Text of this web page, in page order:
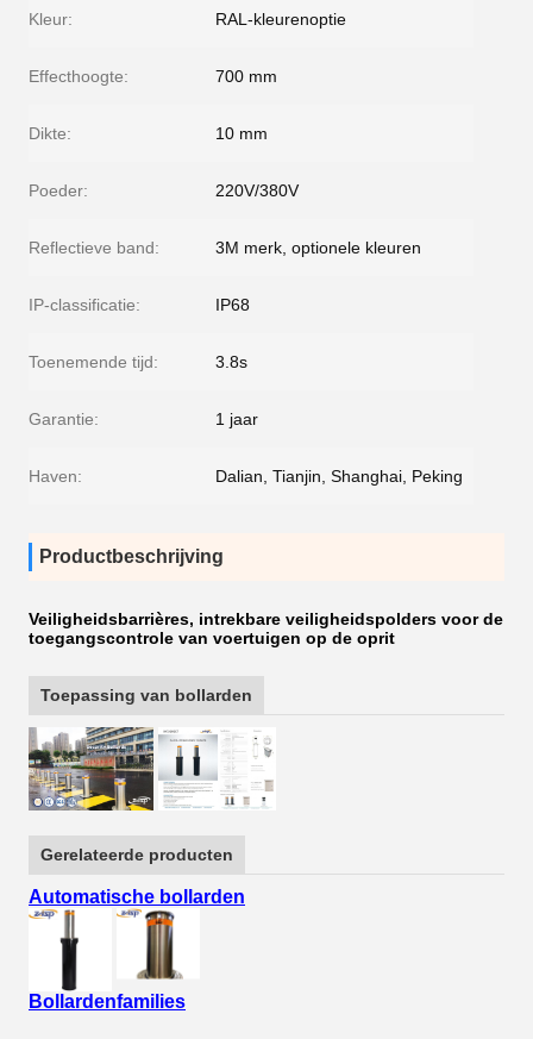
Kleur: RAL-kleurenoptie
Effecthoogte: 700 mm
Dikte: 10 mm
Poeder: 220V/380V
Reflectieve band: 3M merk, optionele kleuren
IP-classificatie: IP68
Toenemende tijd: 3.8s
Garantie: 1 jaar
Haven: Dalian, Tianjin, Shanghai, Peking
Productbeschrijving
Veiligheidsbarrières, intrekbare veiligheidspolders voor de
toegangscontrole van voertuigen op de oprit
Toepassing van bollarden
Gerelateerde producten
Automatische bollarden
Bollardenfamilies